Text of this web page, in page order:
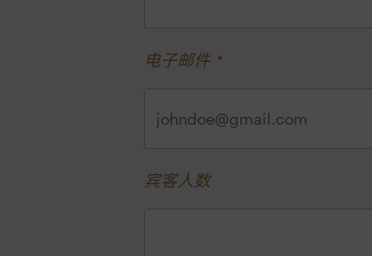
电子邮件 *
宾客人数